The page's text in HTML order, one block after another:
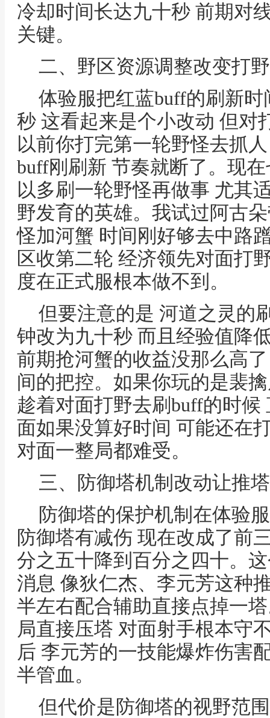
冷却时间长达九十秒 前期对
关键。
二、野区资源调整改变打
体验服把红蓝buff的刷新
秒 这看起来是个小改动 但对
以前你打完第一轮野怪去抓
buff刚刷新 节奏就断了。现
以多刷一轮野怪再做事 尤其
野发育的英雄。我试过阿古
怪加河蟹 时间刚好够去中路
区收第二轮 经济领先对面打
度在正式服根本做不到。
但要注意的是 河道之灵的
钟改为九十秒 而且经验值降
前期抢河蟹的收益没那么高
间的把控。如果你玩的是裴
趁着对面打野去刷buff的时
面如果没算好时间 可能还在
对面一整局都难受。
三、防御塔机制改动让推
防御塔的保护机制在体验
防御塔有减伤 现在改成了前
分之五十降到百分之四十。
消息 像狄仁杰、李元芳这种
半左右配合辅助直接点掉一
局直接压塔 对面射手根本守
后 李元芳的一技能爆炸伤害
半管血。
但代价是防御塔的视野范